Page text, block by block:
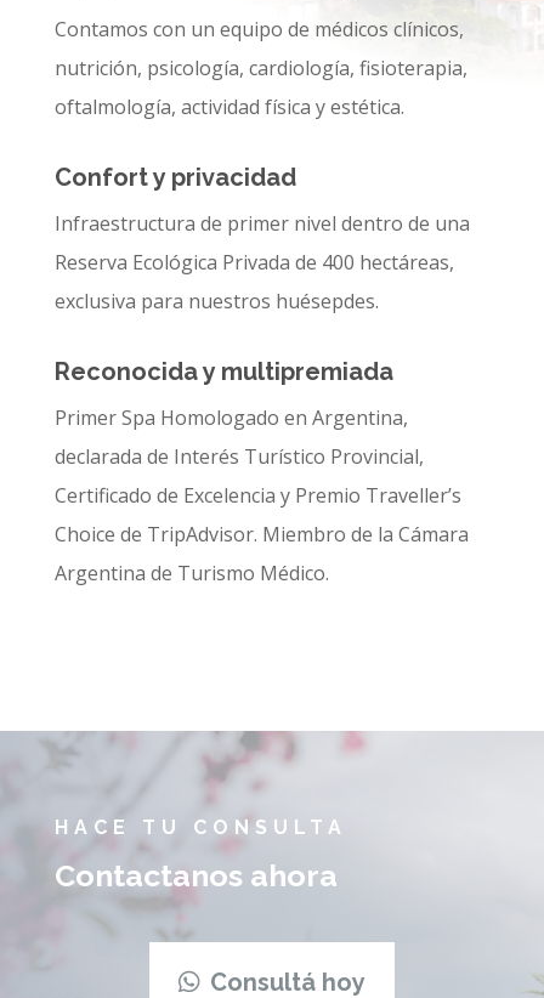
Contamos con un equipo de médicos clínicos,
nutrición, psicología, cardiología, fisioterapia,
oftalmología, actividad física y estética.
Confort y privacidad
Infraestructura de primer nivel dentro de una
Reserva Ecológica Privada de 400 hectáreas,
exclusiva para nuestros huésepdes.
Reconocida y multipremiada
Primer Spa Homologado en Argentina,
declarada de Interés Turístico Provincial,
Certificado de Excelencia y Premio Traveller’s
Choice de TripAdvisor. Miembro de la Cámara
Argentina de Turismo Médico.
HACE TU CONSULTA
Contactanos ahora
Consultá hoy